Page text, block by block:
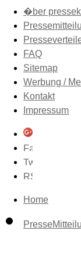
�ber
FAQ
Sitemap
Werbung /
Kontakt
Impressum
Home